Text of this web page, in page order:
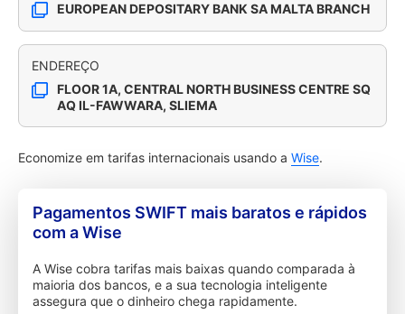
EUROPEAN DEPOSITARY BANK SA MALTA BRANCH
ENDEREÇO
FLOOR 1A, CENTRAL NORTH BUSINESS CENTRE SQ
AQ IL-FAWWARA, SLIEMA
Economize em tarifas internacionais usando a Wise.
Pagamentos SWIFT mais baratos e rápidos
com a Wise
A Wise cobra tarifas mais baixas quando comparada à
maioria dos bancos, e a sua tecnologia inteligente
assegura que o dinheiro chega rapidamente.